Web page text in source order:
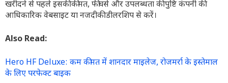
खरीदने से पहले इसकी कीमत, फीचर्स और उपलब्धता की पुष्टि कंपनी की
आधिकारिक वेबसाइट या नजदीकी डीलरशिप से करें।
Also Read:
Hero HF Deluxe: कम कीमत में शानदार माइलेज, रोजमर्रा के इस्तेमाल
के लिए परफेक्ट बाइक